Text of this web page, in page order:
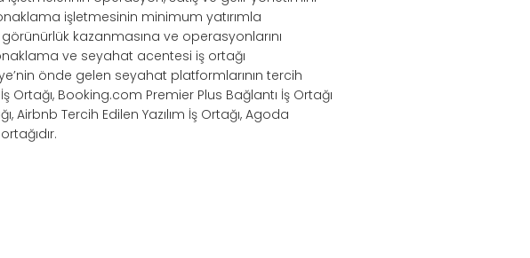
işletmesinin minimum yatırımla
kazanmasına ve operasyonlarını
ve seyahat acentesi iş ortağı
önde gelen seyahat platformlarının tercih
Booking.com Premier Plus Bağlantı İş Ortağı
Airbnb Tercih Edilen Yazılım İş Ortağı, Agoda